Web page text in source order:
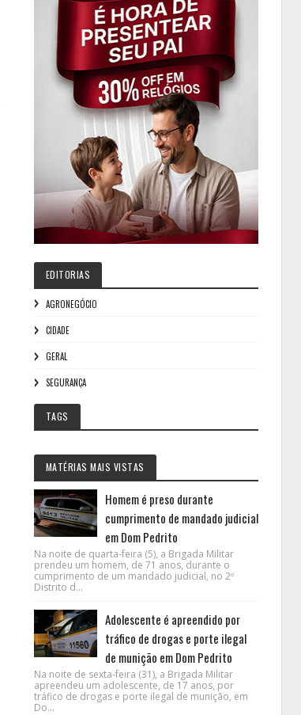
EDITORIAS
AGRONEGÓCIO
CIDADE
GERAL
SEGURANÇA
TAGS
MATÉRIAS MAIS VISTAS
Homem é preso durante
cumprimento de mandado judicial
em Dom Pedrito
Na noite de quarta-feira (5), a Brigada Militar
prendeu um homem, de 71 anos, durante o
cumprimento de um mandado judicial, no 2º
Distrito d...
Adolescente é apreendido por
tráfico de drogas e porte ilegal
de munição em Dom Pedrito
Na noite de sexta-feira (31), a Brigada Militar
apreendeu um adolescente, de 17 anos, por
tráfico de drogas e porte ilegal de munição, em
Do...